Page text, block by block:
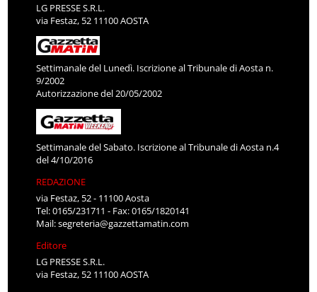
LG PRESSE S.R.L.
via Festaz, 52 11100 AOSTA
Settimanale del Lunedì. Iscrizione al Tribunale di Aosta n.
9/2002
Autorizzazione del 20/05/2002
Settimanale del Sabato. Iscrizione al Tribunale di Aosta n.4
del 4/10/2016
REDAZIONE
via Festaz, 52 - 11100 Aosta
Tel: 0165/231711 - Fax: 0165/1820141
Mail:segreteria@gazzettamatin.com
Editore
LG PRESSE S.R.L.
via Festaz, 52 11100 AOSTA